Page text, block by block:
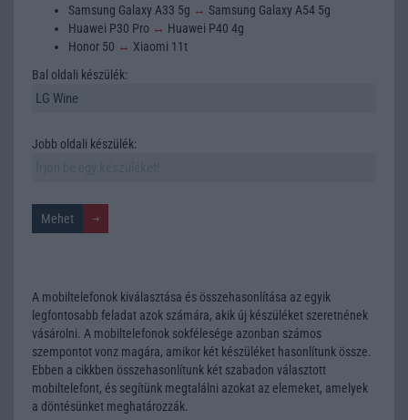
Samsung Galaxy A33 5g ↔ Samsung Galaxy A54 5g
Huawei P30 Pro ↔ Huawei P40 4g
Honor 50 ↔ Xiaomi 11t
Bal oldali készülék:
Jobb oldali készülék:
A mobiltelefonok kiválasztása és összehasonlítása az egyik
legfontosabb feladat azok számára, akik új készüléket szeretnének
vásárolni. A mobiltelefonok sokfélesége azonban számos
szempontot vonz magára, amikor két készüléket hasonlítunk össze.
Ebben a cikkben összehasonlítunk két szabadon választott
mobiltelefont, és segítünk megtalálni azokat az elemeket, amelyek
a döntésünket meghatározzák.